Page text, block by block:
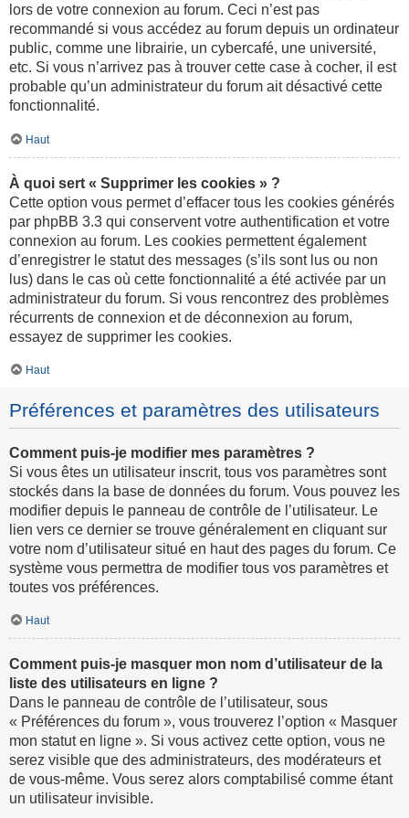
lors de votre connexion au forum. Ceci n’est pas
recommandé si vous accédez au forum depuis un ordinateur
public, comme une librairie, un cybercafé, une université,
etc. Si vous n’arrivez pas à trouver cette case à cocher, il est
probable qu’un administrateur du forum ait désactivé cette
fonctionnalité.
Haut
À quoi sert « Supprimer les cookies » ?
Cette option vous permet d’effacer tous les cookies générés
par phpBB 3.3 qui conservent votre authentification et votre
connexion au forum. Les cookies permettent également
d’enregistrer le statut des messages (s’ils sont lus ou non
lus) dans le cas où cette fonctionnalité a été activée par un
administrateur du forum. Si vous rencontrez des problèmes
récurrents de connexion et de déconnexion au forum,
essayez de supprimer les cookies.
Haut
Préférences et paramètres des utilisateurs
Comment puis-je modifier mes paramètres ?
Si vous êtes un utilisateur inscrit, tous vos paramètres sont
stockés dans la base de données du forum. Vous pouvez les
modifier depuis le panneau de contrôle de l’utilisateur. Le
lien vers ce dernier se trouve généralement en cliquant sur
votre nom d’utilisateur situé en haut des pages du forum. Ce
système vous permettra de modifier tous vos paramètres et
toutes vos préférences.
Haut
Comment puis-je masquer mon nom d’utilisateur de la
liste des utilisateurs en ligne ?
Dans le panneau de contrôle de l’utilisateur, sous
« Préférences du forum », vous trouverez l’option « Masquer
mon statut en ligne ». Si vous activez cette option, vous ne
serez visible que des administrateurs, des modérateurs et
de vous-même. Vous serez alors comptabilisé comme étant
un utilisateur invisible.